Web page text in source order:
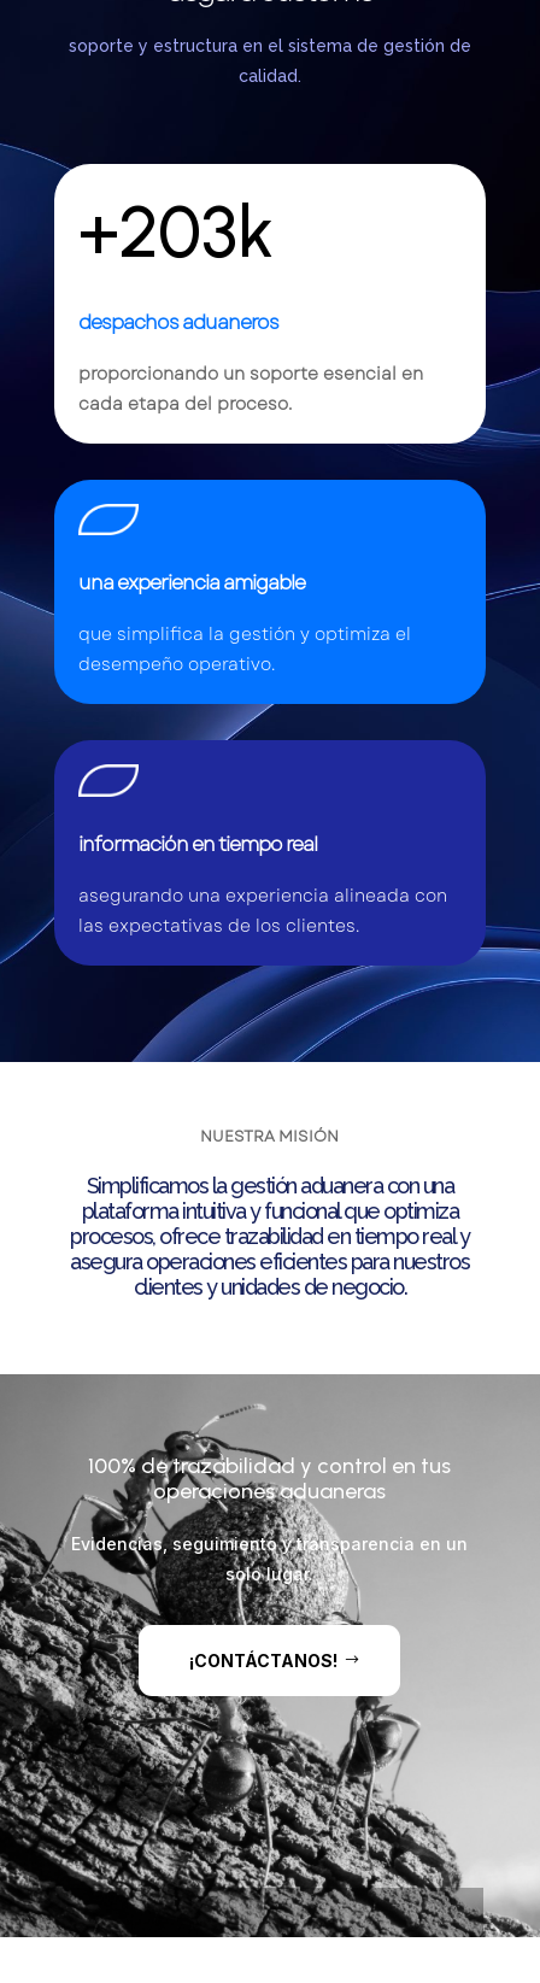
soporte y estructura en el sistema de gestión de
calidad.
+203k
despachos aduaneros
proporcionando un soporte esencial en
cada etapa del proceso.
una experiencia amigable
que simplifica la gestión y optimiza el
desempeño operativo.
información en tiempo real
asegurando una experiencia alineada con
las expectativas de los clientes.
NUESTRA MISIÓN
Simplificamos la gestión aduanera con una
plataforma intuitiva y funcional que optimiza
procesos, ofrece trazabilidad en tiempo real y
asegura operaciones eficientes para nuestros
clientes y unidades de negocio.
100% de trazabilidad y control en tus
operaciones aduaneras
Evidencias, seguimiento y transparencia en un
solo lugar.
¡CONTÁCTANOS!